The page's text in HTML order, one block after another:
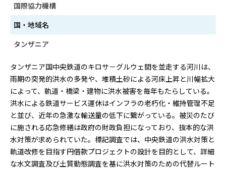
国際協力機構
国・地域名
タンザニア
タンザニア国中央鉄道のキロサ－グルウェ間を並走する河川は、
雨期の突発的洪水の多発や、堆積土砂による河床上昇と川幅拡大
によって、軌道・橋梁・建物に洪水被害を毎年もたらしている。
洪水による鉄道サービス運休はインフラの老朽化・維持管理不足
と並び、近年の急激な輸送量の低下に繋がっている。被災のたび
に施される応急修繕は政府の財政負担になっており、抜本的な洪
水対策が求められていた。標記調査では、中央鉄道の洪水対策と
軌道改修を目指す円借款プロジェクトの設計を目的として、詳細
な水文調査及び土質動態調査を基に洪水対策のための代替ルート